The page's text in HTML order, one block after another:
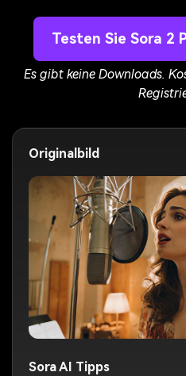
Testen Sie Sora 2
Es gibt keine Downloads.
Originalbild
Sora AI Tipps